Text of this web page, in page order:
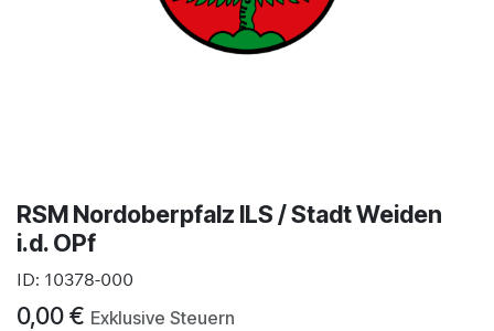
RSM Nordoberpfalz ILS / Stadt Weiden
i.d. OPf
ID: 10378-000
0,00€ Exklusive Steuern